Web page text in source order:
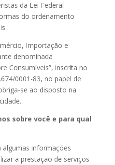
da Lei Federal
do ordenamento
Importação e
denominada
Consumíveis”, inscrita no
0001-83, no papel de
se ao disposto na
sobre você e para qual
informações
a prestação de serviços